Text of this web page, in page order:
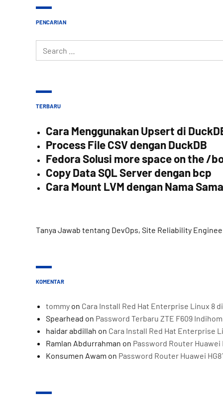
PENCARIAN
Search
for:
TERBARU
Cara Menggunakan Upsert di
Process File CSV dengan DuckDB
Fedora Solusi more space on the /
Copy Data SQL Server dengan bcp
Cara Mount LVM dengan Nama Sama
Tanya Jawab tentang DevOps, Site Reliability
KOMENTAR
tommy on Cara Install Red Hat Enterprise Linux 8
Spearhead on Password Terbaru ZTE F609
haidar abdillah on Cara Install Red Hat Enterprise
Ramlan Abdurrahman on Password Router Huawei
Konsumen Awam on Password Router Huawei